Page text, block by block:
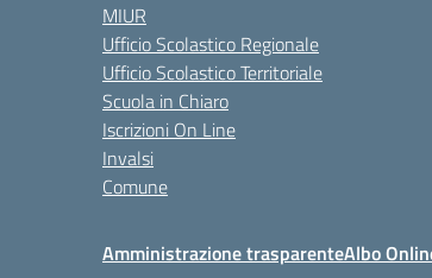
MIUR
Ufficio Scolastico Regionale
Ufficio Scolastico Territoriale
Scuola in Chiaro
Iscrizioni On Line
Invalsi
Comune
Amministrazione trasparenteAlbo